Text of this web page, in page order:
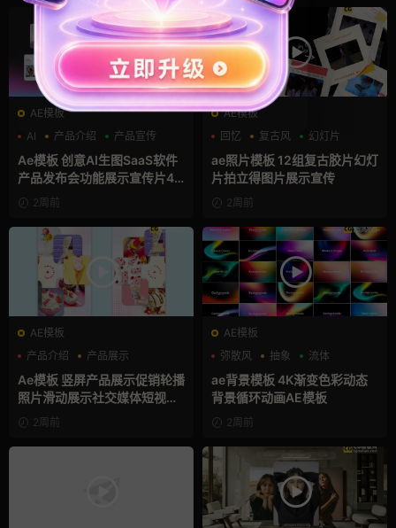
AE模板
AI
产品介绍 产品宣传
Ae模板 创意AI生图SaaS软件
产品发布会功能展示宣传片4K
片头2周前
AE模板
回忆
复古风 幻灯片
ae照片模板 12组复古胶片幻灯
片拍立得图片展示宣传
2周前
AE模板
产品介绍
产品展示
卡通模板
Ae模板 竖屏产品展示促销轮播
照片滑动展示社交媒体短视频
片头2周前
AE模板
弥散风
抽象 流体
ae背景模板 4K渐变色彩动态
背景循环动画AE模板
2周前